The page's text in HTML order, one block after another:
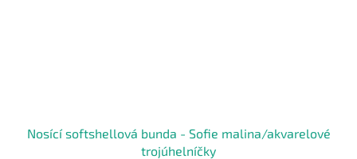
Nosící softshellová bunda - Sofie malina/akvarelové
trojúhelníčky